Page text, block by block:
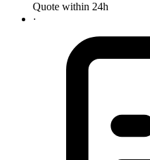
Quote within 24h
·